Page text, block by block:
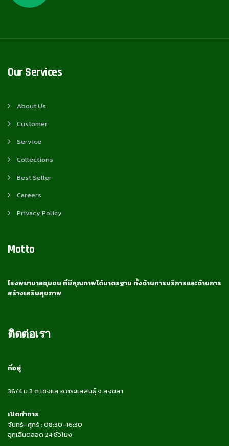
Our Services
About Us
Customer
Service
Collections
Best Seller
Careers
Privacy Policy
Motto
โรงพยาบาลชุมชน ที่มีคุณภาพได้มาตรฐาน ทั้งด้านการบริการและด้านการ
สร้างเสริมสุขภาพ
ติดต่อเรา
ที่อยู่
36/4 ม.3 ต.เชิงแส อ.กระแสสินธุ์ จ.สงขลา
เปิดทำการ
จันทร์–ศุกร์ : 08:30–16:30
ฉุกเฉินตลอด 24 ชั่วโมง